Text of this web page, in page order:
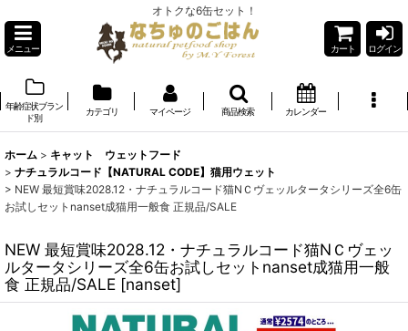
オトクな6缶セット！
メニュー カート ログイン
年齢症状ブラン
ド別
カテゴリ マイページ 商品検索 カレンダー
ホーム > キャット ウェットフード
> ナチュラルコード【NATURAL CODE】猫用ウェット
> NEW 最短賞味2028.12・ナチュラルコード猫NＣヴェッルタータシリーズ全6缶
お試しセットnanset成猫用一般食 正規品/SALE
NEW 最短賞味2028.12・ナチュラルコード猫NＣヴェッ
ルタータシリーズ全6缶お試しセットnanset成猫用一般
食 正規品/SALE [nanset]